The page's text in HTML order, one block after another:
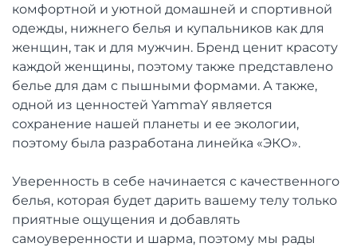
комфортной и уютной домашней и спортивной
одежды, нижнего белья и купальников как для
женщин, так и для мужчин. Бренд ценит красоту
каждой женщины, поэтому также представлено
белье для дам с пышными формами. А также,
одной из ценностей YammaY является
сохранение нашей планеты и ее экологии,
поэтому была разработана линейка «ЭКО».
Уверенность в себе начинается с качественного
белья, которая будет дарить вашему телу только
приятные ощущения и добавлять
самоуверенности и шарма, поэтому мы рады